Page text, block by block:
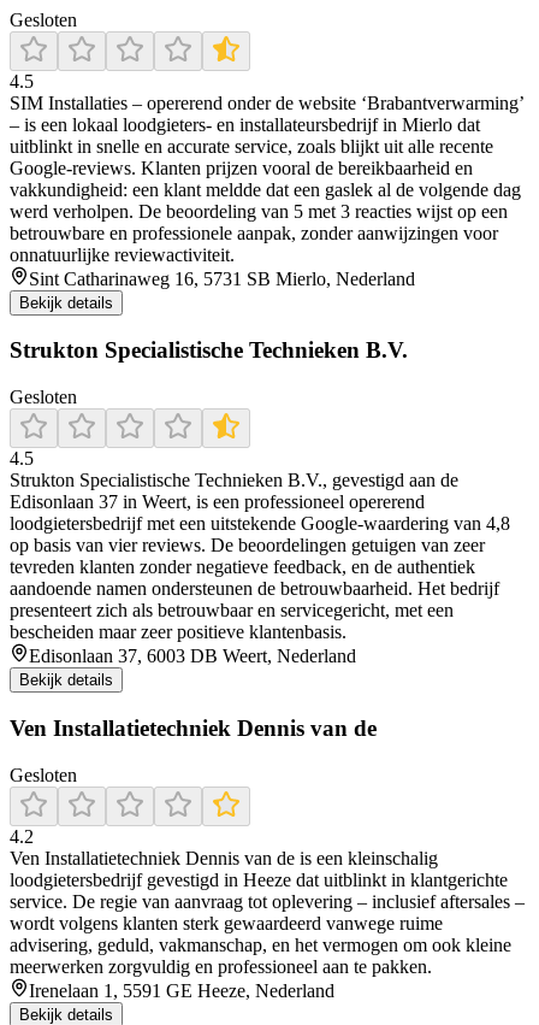
Gesloten
4.5
SIM Installaties – opererend onder de website ‘Brabantverwarming’
– is een lokaal loodgieters- en installateursbedrijf in Mierlo dat
uitblinkt in snelle en accurate service, zoals blijkt uit alle recente
Google-reviews. Klanten prijzen vooral de bereikbaarheid en
vakkundigheid: een klant meldde dat een gaslek al de volgende dag
werd verholpen. De beoordeling van 5 met 3 reacties wijst op een
betrouwbare en professionele aanpak, zonder aanwijzingen voor
onnatuurlijke reviewactiviteit.
Sint Catharinaweg 16, 5731 SB Mierlo, Nederland
Bekijk details
Strukton Specialistische Technieken B.V.
Gesloten
4.5
Strukton Specialistische Technieken B.V., gevestigd aan de
Edisonlaan 37 in Weert, is een professioneel opererend
loodgietersbedrijf met een uitstekende Google‑waardering van 4,8
op basis van vier reviews. De beoordelingen getuigen van zeer
tevreden klanten zonder negatieve feedback, en de authentiek
aandoende namen ondersteunen de betrouwbaarheid. Het bedrijf
presenteert zich als betrouwbaar en servicegericht, met een
bescheiden maar zeer positieve klantenbasis.
Edisonlaan 37, 6003 DB Weert, Nederland
Bekijk details
Ven Installatietechniek Dennis van de
Gesloten
4.2
Ven Installatietechniek Dennis van de is een kleinschalig
loodgietersbedrijf gevestigd in Heeze dat uitblinkt in klantgerichte
service. De regie van aanvraag tot oplevering – inclusief aftersales –
wordt volgens klanten sterk gewaardeerd vanwege ruime
advisering, geduld, vakmanschap, en het vermogen om ook kleine
meerwerken zorgvuldig en professioneel aan te pakken.
Irenelaan 1, 5591 GE Heeze, Nederland
Bekijk details